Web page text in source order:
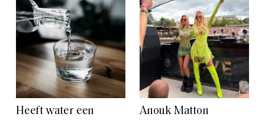
Heeft water een
Anouk Matton